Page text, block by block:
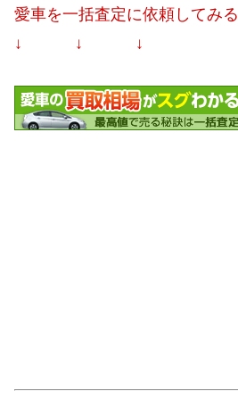
愛車を一括査定に依頼してみる
↓ ↓ ↓